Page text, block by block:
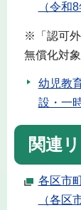
（令和
※「認可
無償化対
幼児教
設・一
関連
各区市
（各区